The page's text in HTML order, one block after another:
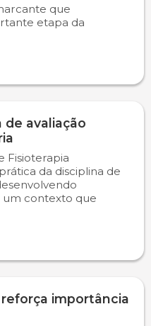
que
etapa da
de avaliação
Fisioterapia
da disciplina de
um contexto que
importância